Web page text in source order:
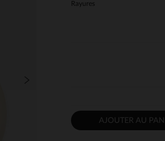
Rayures
AJOUTER AU